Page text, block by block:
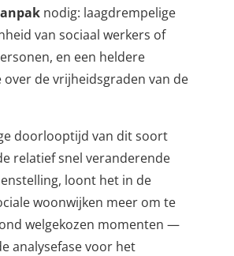
nodig: laagdrempelige
van sociaal werkers of
en een heldere
de vrijheidsgraden van de
doorlooptijd van dit soort
relatief snel veranderende
loont het in de
woonwijken meer om te
welgekozen momenten —
analysefase voor het